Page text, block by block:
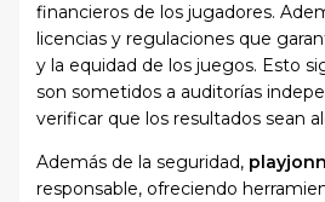
financieros de los jugadores.
licencias y regulaciones que
y la equidad de los juegos. Esto
son sometidos a auditorías
verificar que los resultados sean
Además de la seguridad,
responsable, ofreciendo